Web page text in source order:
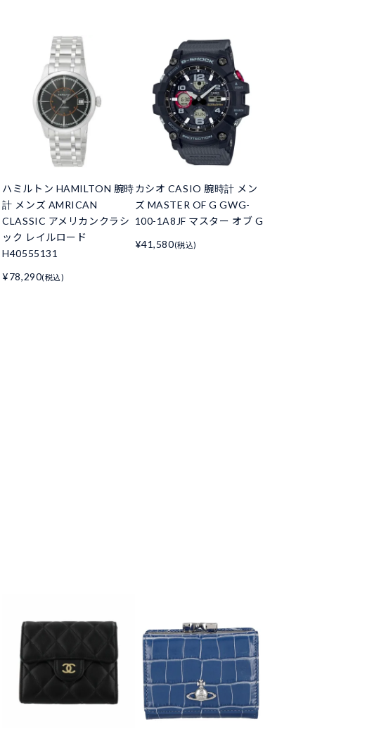
ハミルトン HAMILTON 腕時
計 メンズ AMRICAN
CLASSIC アメリカンクラシ
ック レイルロード
H40555131
¥78,290(税込)
カシオ CASIO 腕時計 メン
ズ MASTER OF G GWG-
100-1A8JF マスター オブ G
¥41,580(税込)